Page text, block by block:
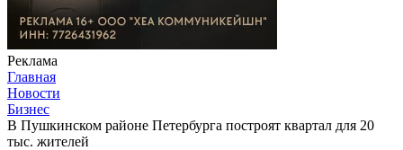
Реклама
Главная
Новости
Бизнес
В Пушкинском районе Петербурга построят квартал для 20
тыс. жителей